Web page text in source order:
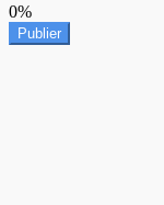
0%
Publier